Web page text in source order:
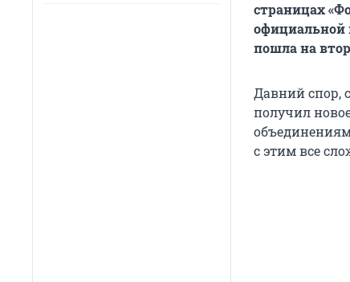
страницах
официальной
пошла на
Давний спор,
получил
с этим все